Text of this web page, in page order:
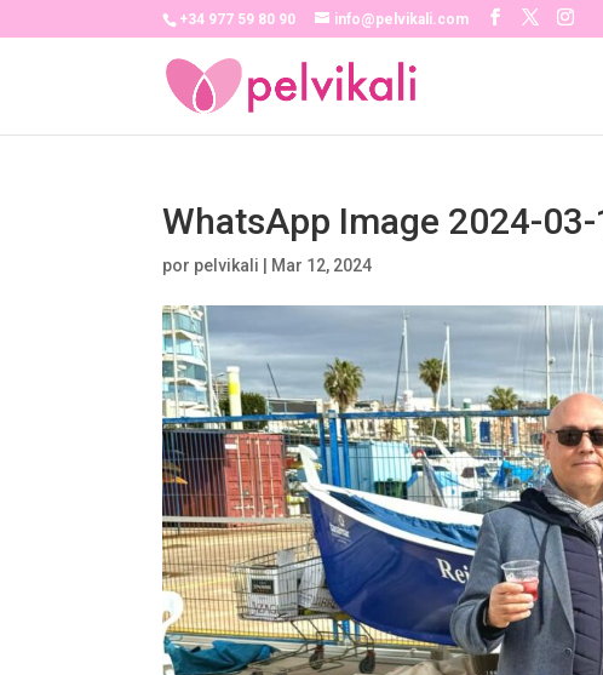
+34 977 59 80 90 info@pelvikali.com
WhatsApp Image 2024-
por pelvikali Mar 12, 2024